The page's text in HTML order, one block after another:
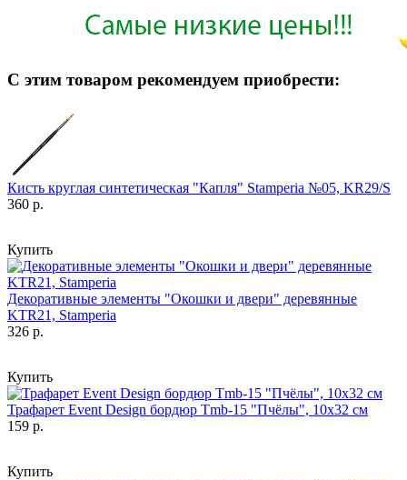
С этим товаром рекомендуем приобрести:
Кисть круглая синтетическая "Капля" Stamperia №05, KR29/S
360 р.
Купить
Декоративные элементы "Окошки и двери" деревянные
KTR21, Stamperia
326 р.
Купить
Трафарет Event Design бордюр Tmb-15 "Пчёлы", 10х32 см
159 р.
Купить